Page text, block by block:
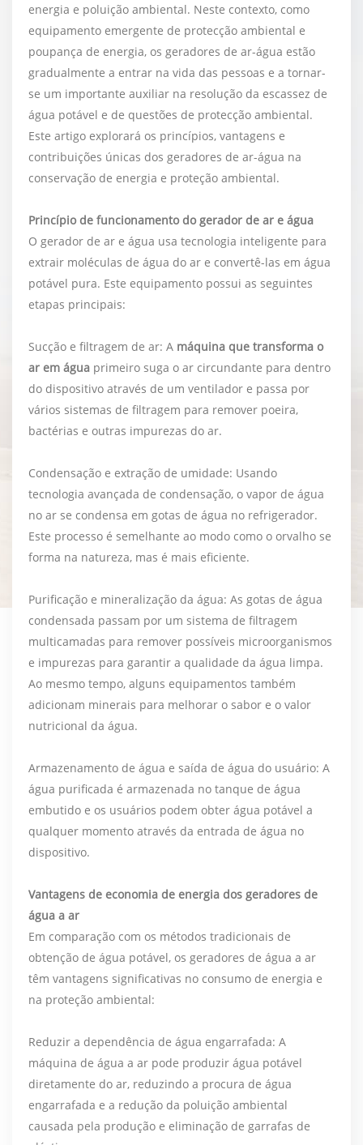
energia e poluição ambiental. Neste contexto, como
equipamento emergente de protecção ambiental e
poupança de energia, os geradores de ar-água estão
gradualmente a entrar na vida das pessoas e a tornar-
se um importante auxiliar na resolução da escassez de
água potável e de questões de protecção ambiental.
Este artigo explorará os princípios, vantagens e
contribuições únicas dos geradores de ar-água na
conservação de energia e proteção ambiental.
Princípio de funcionamento do gerador de ar e água
O gerador de ar e água usa tecnologia inteligente para
extrair moléculas de água do ar e convertê-las em água
potável pura. Este equipamento possui as seguintes
etapas principais:
Sucção e filtragem de ar: A máquina que transforma o
ar em água primeiro suga o ar circundante para dentro
do dispositivo através de um ventilador e passa por
vários sistemas de filtragem para remover poeira,
bactérias e outras impurezas do ar.
Condensação e extração de umidade: Usando
tecnologia avançada de condensação, o vapor de água
no ar se condensa em gotas de água no refrigerador.
Este processo é semelhante ao modo como o orvalho se
forma na natureza, mas é mais eficiente.
Purificação e mineralização da água: As gotas de água
condensada passam por um sistema de filtragem
multicamadas para remover possíveis microorganismos
e impurezas para garantir a qualidade da água limpa.
Ao mesmo tempo, alguns equipamentos também
adicionam minerais para melhorar o sabor e o valor
nutricional da água.
Armazenamento de água e saída de água do usuário: A
água purificada é armazenada no tanque de água
embutido e os usuários podem obter água potável a
qualquer momento através da entrada de água no
dispositivo.
Vantagens de economia de energia dos geradores de
água a ar
Em comparação com os métodos tradicionais de
obtenção de água potável, os geradores de água a ar
têm vantagens significativas no consumo de energia e
na proteção ambiental:
Reduzir a dependência de água engarrafada: A
máquina de água a ar pode produzir água potável
diretamente do ar, reduzindo a procura de água
engarrafada e a redução da poluição ambiental
causada pela produção e eliminação de garrafas de